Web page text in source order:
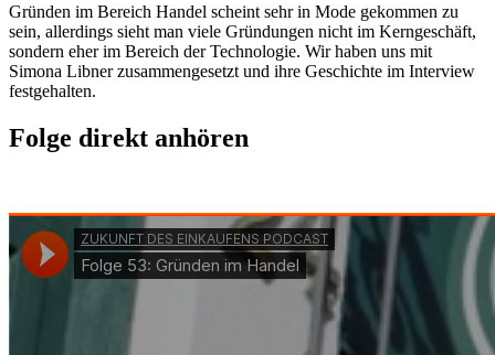
Gründen im Bereich Handel scheint sehr in Mode gekommen zu
sein, allerdings sieht man viele Gründungen nicht im Kerngeschäft,
sondern eher im Bereich der Technologie. Wir haben uns mit
Simona Libner zusammengesetzt und ihre Geschichte im Interview
festgehalten.
Folge direkt anhören